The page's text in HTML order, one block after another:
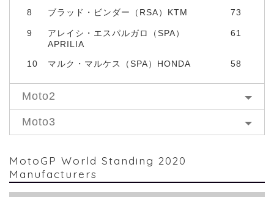
8 ブラッド・ビンダー（RSA）KTM 73
9
アレイシ・エスパルガロ（SPA）
APRILIA
61
10 マルク・マルケス（SPA）HONDA 58
Moto2
Moto3
MotoGP World Standing 2020
Manufacturers